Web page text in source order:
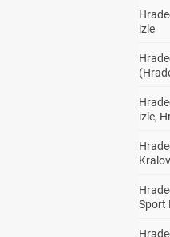
izle
izle,
Sport